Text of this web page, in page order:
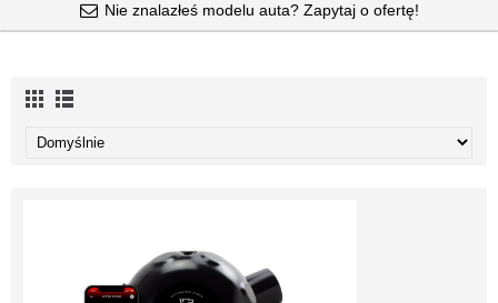
Nie znalazłeś modelu auta? Zapytaj o ofertę!